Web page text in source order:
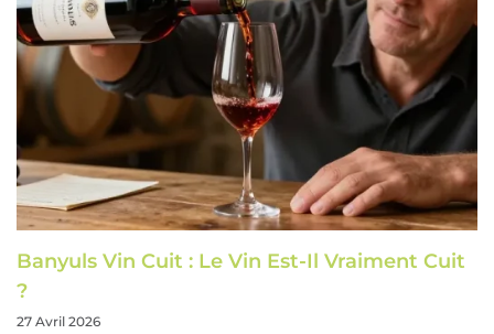
Banyuls Vin Cuit : Le Vin Est-Il Vraiment Cuit
?
27 Avril 2026